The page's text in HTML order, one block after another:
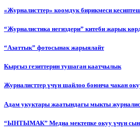
«Журналисттер» коомдук бирикмеси
“Журналистика негиздери” китеби жарык
“Азаттык” фотосынак жарыялайт
Кыргыз гезиттерин тушаган каатчылык
Журналисттер үчүн шайлоо боюнча чакан
Адам укуктары жаатындагы мыкты
“ЫНТЫМАК” Медиа мектепке окуу үчүн